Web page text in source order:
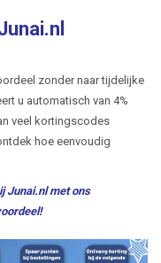
zonder naar tijdelijke
u automatisch van 4%
veel kortingscodes
hoe eenvoudig
Junai.nl met ons